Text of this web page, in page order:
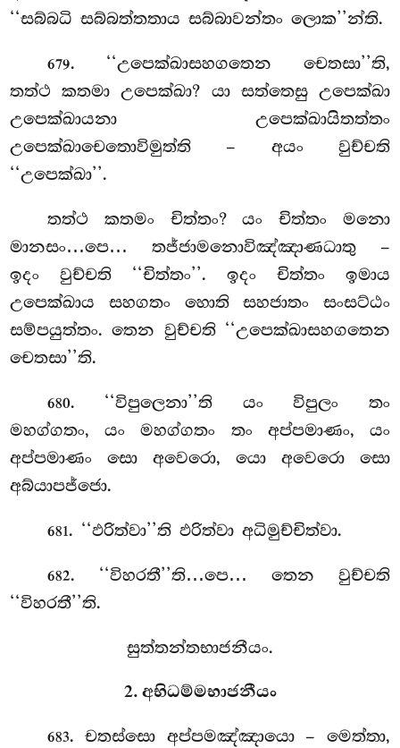
‘‘සබ්බධි සබ්බත්තතාය සබ්බාවන්තං ලොක’’න්ති.
679. ‘‘උපෙක්ඛාසහගතෙන චෙතසා’’ති,
තත්ථ කතමා උපෙක්ඛා? යා සත්තෙසු උපෙක්ඛා
උපෙක්ඛායනා උපෙක්ඛායිතත්තං
උපෙක්ඛාචෙතොවිමුත්ති – අයං වුච්චති
‘‘උපෙක්ඛා’’.
තත්ථ කතමං චිත්තං? යං චිත්තං මනො
මානසං…පෙ… තජ්ජාමනොවිඤ්ඤාණධාතු –
ඉදං වුච්චති ‘‘චිත්තං’’. ඉදං චිත්තං ඉමාය
උපෙක්ඛාය සහගතං හොති සහජාතං සංසට්ඨං
සම්පයුත්තං. තෙන වුච්චති ‘‘උපෙක්ඛාසහගතෙන
චෙතසා’’ති.
680. ‘‘විපුලෙනා’’ති යං විපුලං තං
මහග්ගතං, යං මහග්ගතං තං අප්පමාණං, යං
අප්පමාණං සො අවෙරො, යො අවෙරො සො
අබ්යාපජ්ජො.
681. ‘‘ඵරිත්වා’’ති ඵරිත්වා අධිමුච්චිත්වා.
682. ‘‘විහරතී’’ති…පෙ… තෙන වුච්චති
‘‘විහරතී’’ති.
සුත්තන්තභාජනීයං.
2. අභිධම්මභාජනීයං
683. චතස්සො අප්පමඤ්ඤායො – මෙත්තා,